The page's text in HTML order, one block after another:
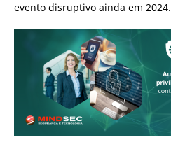
evento disruptivo ainda em 2024.